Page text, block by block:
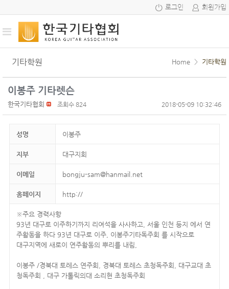
로그인 회원가입
기타학원 Home > 기타학원
이봉주 기타렛슨
한국기타협회 조회수 824 2018-05-09 10:32:46
성명 이봉주
지부 대구지회
이메일 bongju-sam@hanmail.net
홈페이지 http://
※주요 경력사항
93년 대구로 이주하기까지 리여석을 사사하고, 서울 인천 등지 에서 연
주활동을 하다 93년 대구로 이주, 이봉주기타독주회 를 시작으로
대구지역에 새로이 연주활동의 뿌리를 내림,
이봉주 /경북대 토레스 연주회, 경북대 토레스 초청독주회, 대구교대 초
청독주회 , 대구 가톨릭의대 소리현 초청독주회